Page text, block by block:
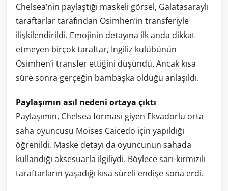
Chelsea’nin paylaştığı maskeli görsel, Galatasaraylı
taraftarlar tarafından Osimhen’in transferiyle
ilişkilendirildi. Emojinin detayına ilk anda dikkat
etmeyen birçok taraftar, İngiliz kulübünün
Osimhen’i transfer ettiğini düşündü. Ancak kısa
süre sonra gerçeğin bambaşka olduğu anlaşıldı.
Paylaşımın asıl nedeni ortaya çıktı
Paylaşımın, Chelsea forması giyen Ekvadorlu orta
saha oyuncusu Moises Caicedo için yapıldığı
öğrenildi. Maske detayı da oyuncunun sahada
kullandığı aksesuarla ilgiliydi. Böylece sarı-kırmızılı
taraftarların yaşadığı kısa süreli endişe sona erdi.